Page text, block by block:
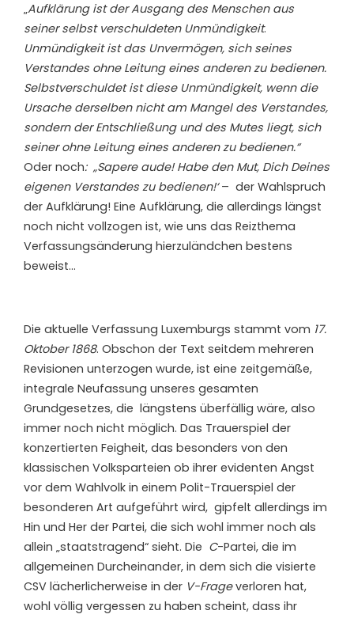
„Aufklärung ist der Ausgang des Menschen aus
seiner selbst verschuldeten Unmündigkeit.
Unmündigkeit ist das Unvermögen, sich seines
Verstandes ohne Leitung eines anderen zu bedienen.
Selbstverschuldet ist diese Unmündigkeit, wenn die
Ursache derselben nicht am Mangel des Verstandes,
sondern der Entschließung und des Mutes liegt, sich
seiner ohne Leitung eines anderen zu bedienen.“
Oder noch: „Sapere aude! Habe den Mut, Dich Deines
eigenen Verstandes zu bedienen!‘– der Wahlspruch
der Aufklärung! Eine Aufklärung, die allerdings längst
noch nicht vollzogen ist, wie uns das Reizthema
Verfassungsänderung hierzuländchen bestens
beweist…
Die aktuelle Verfassung Luxemburgs stammt vom 17.
Oktober 1868. Obschon der Text seitdem mehreren
Revisionen unterzogen wurde, ist eine zeitgemäße,
integrale Neufassung unseres gesamten
Grundgesetzes, die längstens überfällig wäre, also
immer noch nicht möglich. Das Trauerspiel der
konzertierten Feigheit, das besonders von den
klassischen Volksparteien ob ihrer evidenten Angst
vor dem Wahlvolk in einem Polit-Trauerspiel der
besonderen Art aufgeführt wird, gipfelt allerdings im
Hin und Her der Partei, die sich wohl immer noch als
allein „staatstragend“ sieht. Die C-Partei, die im
allgemeinen Durcheinander, in dem sich die visierte
CSV lächerlicherweise in der V-Frageverloren hat,
wohl völlig vergessen zu haben scheint, dass ihr